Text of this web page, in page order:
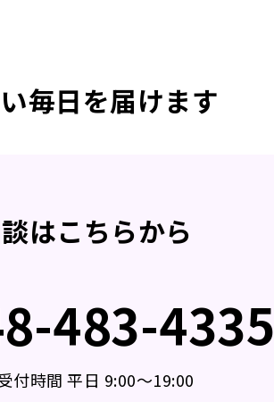
毎日を届けます
はこちらから
483-4335
付時間 平日 9:00～19:00